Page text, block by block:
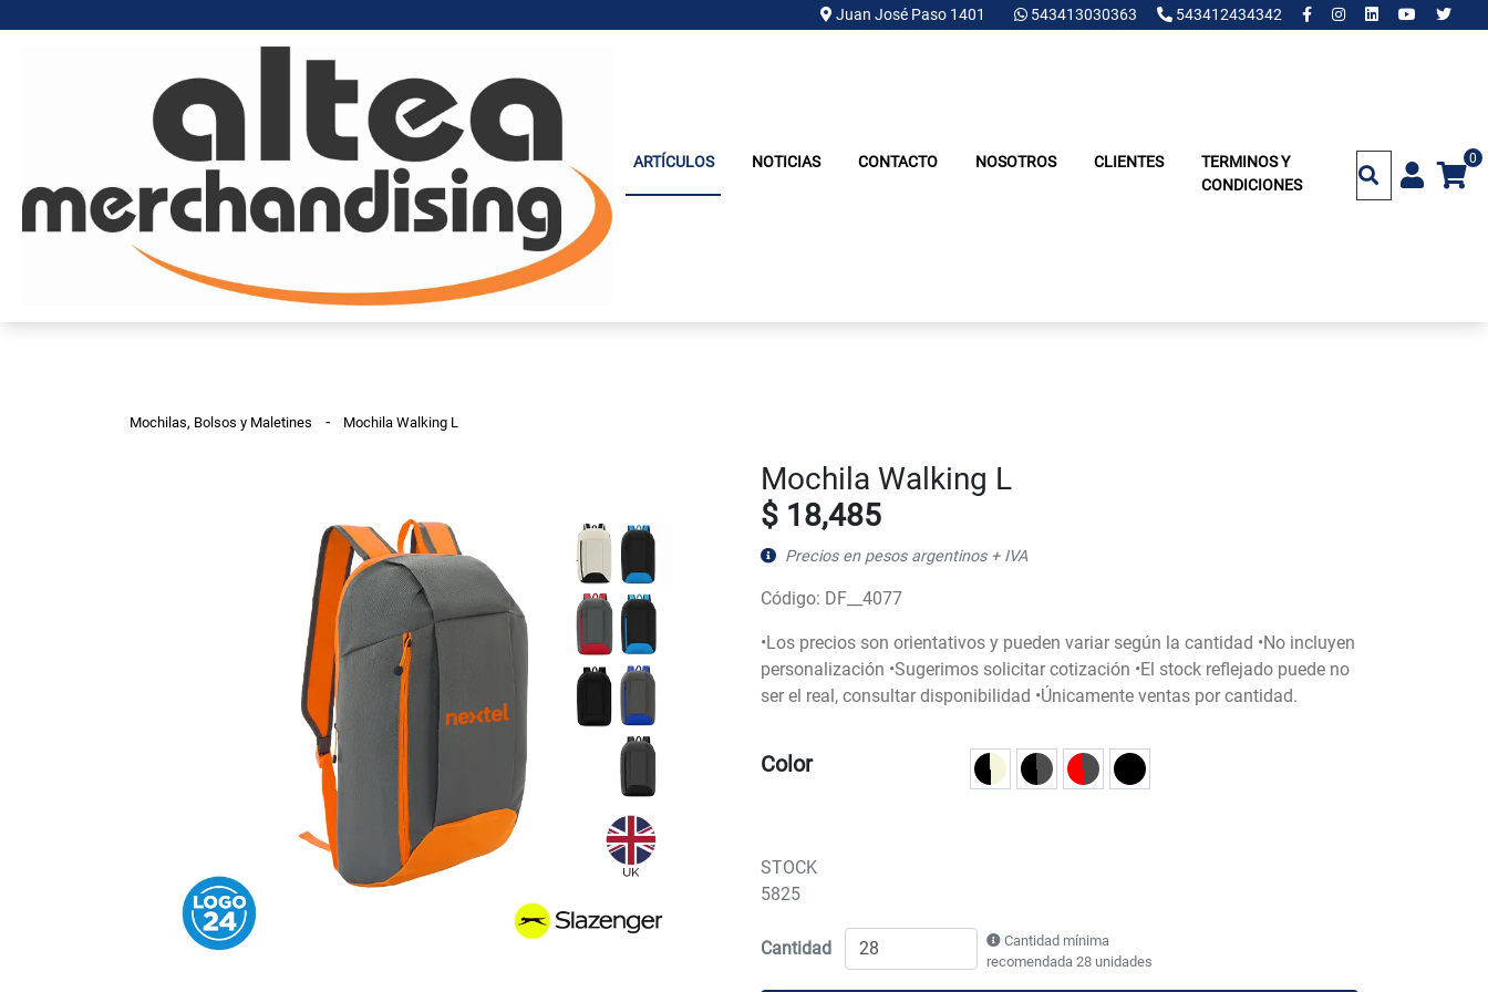
Juan José Paso 1401 543413030363 543412434342
ARTÍCULOS NOTICIAS CONTACTO NOSOTROS CLIENTES
TERMINOS Y
CONDICIONES
0
Mochilas, Bolsos y Maletines - Mochila Walking L
Mochila Walking L
$ 18,485
Precios en pesos argentinos + IVA
Código: DF__4077
•Los precios son orientativos y pueden variar según la cantidad •No incluyen
personalización •Sugerimos solicitar cotización •El stock reflejado puede no
ser el real, consultar disponibilidad •Únicamente ventas por cantidad.
Color
STOCK
5825
Cantidad
Cantidad mínima
recomendada 28 unidades